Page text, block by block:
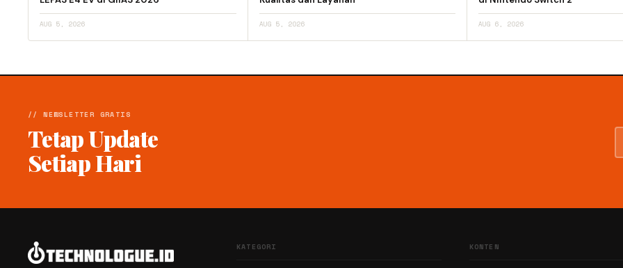
AUG 5, 2026 AUG 5, 2026 AUG 6, 2026
// NEWSLETTER GRATIS
Tetap Update
Setiap Hari
KATEGORI KONTEN